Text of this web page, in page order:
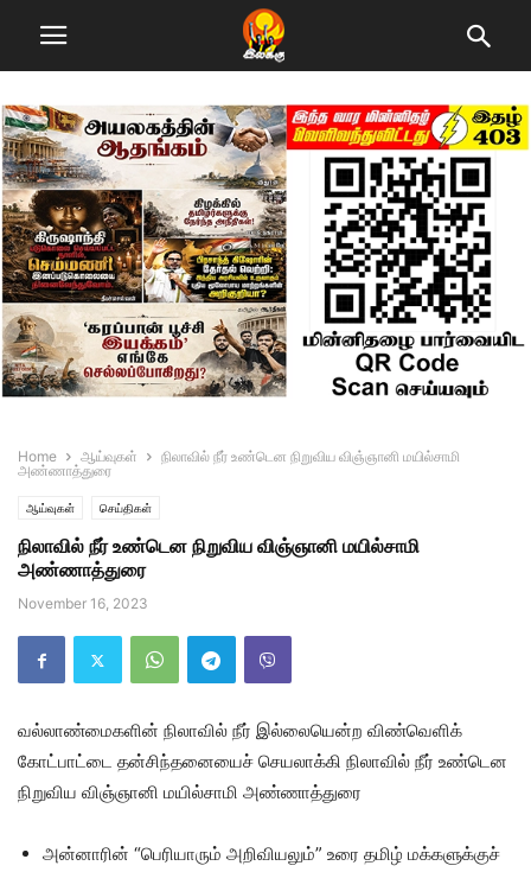
Home ஆய்வுகள்
நிலாவில் நீர் உண்டென நிறுவிய விஞ்ஞானி மயில்சாமி
அண்ணாத்துரை
ஆய்வுகள் செய்திகள்
நிலாவில் நீர் உண்டென நிறுவிய விஞ்ஞானி மயில்சாமி
அண்ணாத்துரை
November 16, 2023
வல்லாண்மைகளின் நிலாவில் நீர் இல்லையென்ற விண்வெளிக்
கோட்பாட்டை தன்சிந்தனையைச் செயலாக்கி நிலாவில் நீர் உண்டென
நிறுவிய விஞ்ஞானி மயில்சாமி அண்ணாத்துரை
அன்னாரின் “பெரியாரும் அறிவியலும்” உரை தமிழ் மக்களுக்குச்